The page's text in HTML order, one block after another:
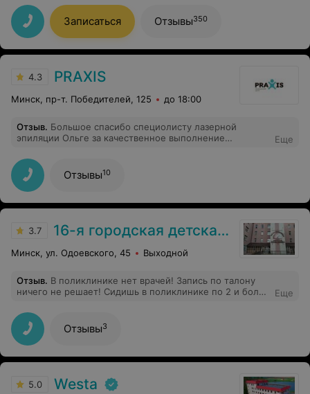
быстро вернулись в строй.А услуга выезд на дом,
просто находка для меня, освободила меня от уймы
потраченого времени . Низкий вам паклон. Теперь
только к вам!
Записаться Отзывы350
4.3 PRAXIS
Минск, пр-т. Победителей, 125 до 18:00
Отзыв. Большое спасибо специолисту лазерной
эпиляции Ольге за качественное выполнение
профессионализм, отличное настроение. С
удовольствием приду ещё.
Еще
Отзывы10
3.7 16-я городская детская поликлиника
Минск, ул. Одоевского, 45 Выходной
Отзыв. В поликлинике нет врачей! Запись по талону
ничего не решает! Сидишь в поликлинике по 2 и более
уложишься в часы приёма!
Еще
Отзывы3
5.0 Westa